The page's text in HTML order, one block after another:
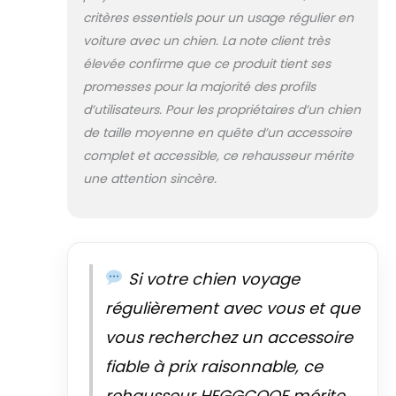
l'intérieur ou lors d'un pique-
nique. Il y a de grandes poches
sur les deux côtés du siège
pour chien pour ranger les
besoins quotidiens de votre
chien, tels que des collations
et des jouets. Amovible et
lavable : retirez simplement le
coussin, retournez le siège du
Conseils pratiques : le lit pour
chien pour la voiture est
compressé et emballé sous
vide. Après avoir ouvert le colis,
attendez patiemment environ
24 à 48 heures pour qu'il soit à
critères essentiels pour un usage régulier en
voiture avec un chien. La note client très
élevée confirme que ce produit tient ses
promesses pour la majorité des profils
d’utilisateurs. Pour les propriétaires d’un chien
de taille moyenne en quête d’un accessoire
complet et accessible, ce rehausseur mérite
une attention sincère.
Si votre chien voyage
régulièrement avec vous et que
vous recherchez un accessoire
fiable à prix raisonnable, ce